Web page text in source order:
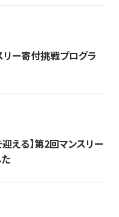
リー寄付挑戦プログラ
える】第2回マンスリー